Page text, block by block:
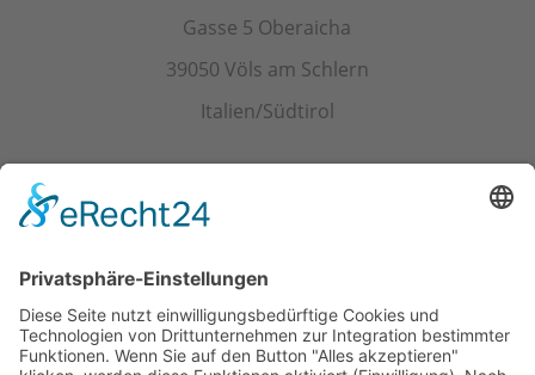
Gasse 5 Oberaicha
39050 Völs am Schlern
Italien/Südtirol
Tel.+ Fax:
Mobil+39 340 374 3624
E-Mailinfo@wieserhof.it